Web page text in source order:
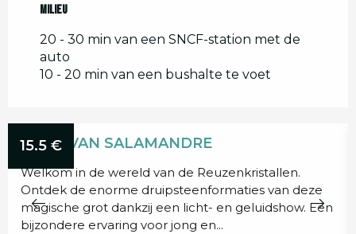
Milieu
Milieu
20 - 30 min van een SNCF-station met de
auto
10 - 20 min van een bushalte te voet
15.5 €
GROT VAN SALAMANDRE
Welkom in de wereld van de Reuzenkristallen.
Ontdek de enorme druipsteenformaties van deze
magische grot dankzij een licht- en geluidshow. Een
bijzondere ervaring voor jong en...